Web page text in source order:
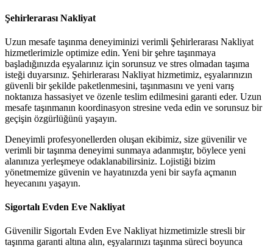
Şehirlerarası Nakliyat
Uzun mesafe taşınma deneyiminizi verimli Şehirlerarası Nakliyat
hizmetlerimizle optimize edin. Yeni bir şehre taşınmaya
başladığınızda eşyalarınız için sorunsuz ve stres olmadan taşıma
isteği duyarsınız. Şehirlerarası Nakliyat hizmetimiz, eşyalarınızın
güvenli bir şekilde paketlenmesini, taşınmasını ve yeni varış
noktanıza hassasiyet ve özenle teslim edilmesini garanti eder. Uzun
mesafe taşınmanın koordinasyon stresine veda edin ve sorunsuz bir
geçişin özgürlüğünü yaşayın.
Deneyimli profesyonellerden oluşan ekibimiz, size güvenilir ve
verimli bir taşınma deneyimi sunmaya adanmıştır, böylece yeni
alanınıza yerleşmeye odaklanabilirsiniz. Lojistiği bizim
yönetmemize güvenin ve hayatınızda yeni bir sayfa açmanın
heyecanını yaşayın.
Sigortalı Evden Eve Nakliyat
Güvenilir Sigortalı Evden Eve Nakliyat hizmetimizle stresli bir
taşınma garanti altına alın, eşyalarınızı taşınma süreci boyunca